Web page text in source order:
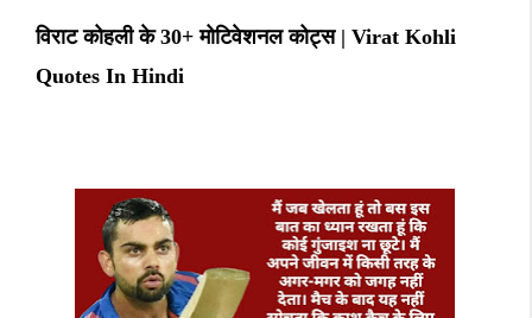
विराट कोहली के 30+ मोटिवेशनल कोट्स | Virat Kohli
Quotes In Hindi